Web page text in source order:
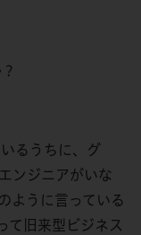
るうちに、グ
ンジニアがいな
ように言っている
て旧来型ビジネス